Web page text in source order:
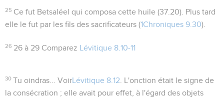
25 Ce fut Betsaléel qui composa cette huile (37.20). Plus tard
elle le fut par les fils des sacrificateurs (1Chroniques 9.30).
26 26 à 29 Comparez Lévitique 8.10-11
30 Tu oindras... VoirLévitique 8.12 . L'onction était le signe de
la consécration ; elle avait pour effet, à l'égard des objets